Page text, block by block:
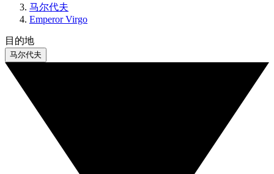
马尔代夫
Emperor Virgo
目的地
马尔代夫